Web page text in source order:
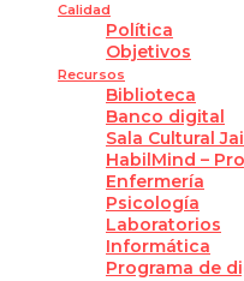
Calidad
Política
Objetivos
Recursos
Biblioteca
Banco digital
Sala Cultural
HabilMind –
Enfermería
Psicología
Laboratorios
Informática
Programa de